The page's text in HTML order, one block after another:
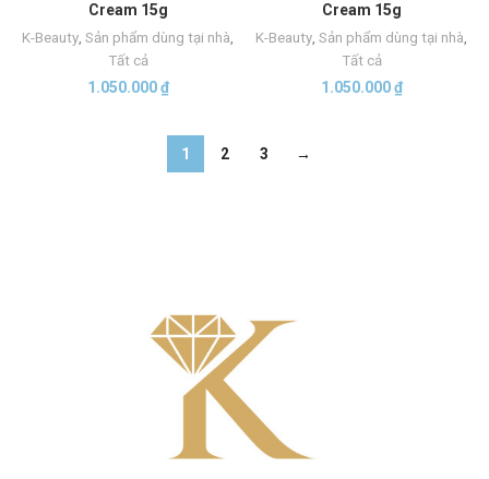
Cream 15g
K-Beauty, Sản phẩm dùng tại nhà,
Tất cả
1.050.000₫
Cream 15g
K-Beauty, Sản phẩm dùng tại nhà,
Tất cả
1.050.000₫
1 2 3 →